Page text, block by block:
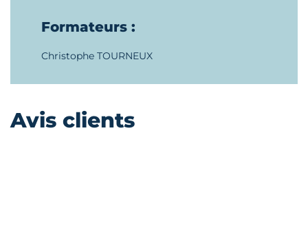
Formateurs :
Christophe TOURNEUX
Avis clients